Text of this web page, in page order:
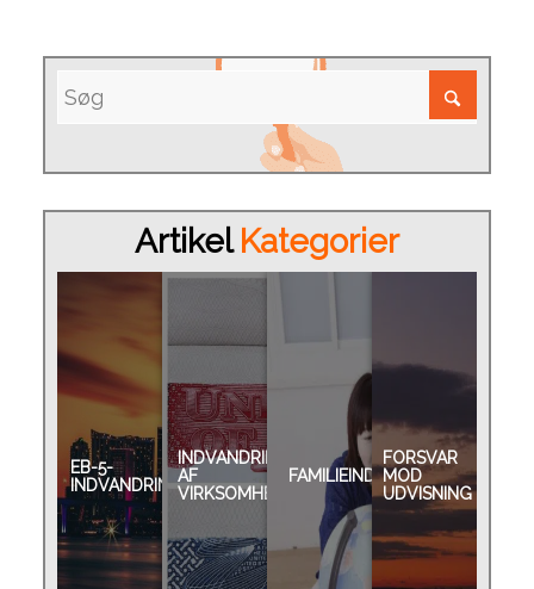
ArtikelKategorier
EB-5-
INDVANDRING
INDVANDRING
AF
VIRKSOMHEDER
FAMILIEINDVANDRING
FORSVAR
MOD
UDVISNING